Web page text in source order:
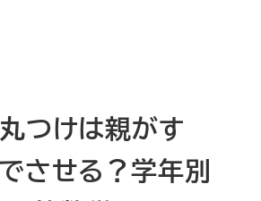
つけは親がす
させる？学年別